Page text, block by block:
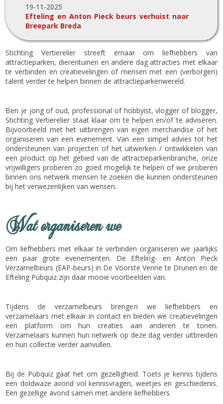
19-11-2025
Efteling en Anton Pieck beurs verhuist naar
Breepark Breda
Stichting Vertierelier streeft ernaar om liefhebbers van
attractieparken, dierentuinen en andere dag attracties met elkaar
te verbinden en creatievelingen of mensen met een (verborgen)
talent verder te helpen binnen de attractieparkenwereld.
Ben je jong of oud, professional of hobbyist, vlogger of blogger,
Stichting Vertierelier staat klaar om te helpen en/of te adviseren.
Bijvoorbeeld met het uitbrengen van eigen merchandise of het
organiseren van een evenement. Van een simpel advies tot het
ondersteunen van projecten of het uitwerken / ontwikkelen van
een product op het gebied van de attractieparkenbranche, onze
vrijwilligers proberen zo goed mogelijk te helpen of we proberen
binnen ons netwerk mensen te zoeken die kunnen ondersteunen
bij het verwezenlijken van wensen.
Wat organiseren we
Om liefhebbers met elkaar te verbinden organiseren we jaarlijks
een paar grote evenementen. De Efteling- en Anton Pieck
Verzamelbeurs (EAP-beurs) in De Voorste Venne te Drunen en de
Efteling Pubquiz zijn daar mooie voorbeelden van.
Tijdens de verzamelbeurs brengen we liefhebbers en
verzamelaars met elkaar in contact en bieden we creatievelingen
een platform om hun creaties aan anderen te tonen.
Verzamelaars kunnen hun netwerk op deze dag verder uitbreiden
en hun collectie verder aanvullen.
Bij de Pubquiz gaat het om gezelligheid. Toets je kennis tijdens
een doldwaze avond vol kennisvragen, weetjes en geschiedenis.
Een gezellige avond samen met andere liefhebbers.